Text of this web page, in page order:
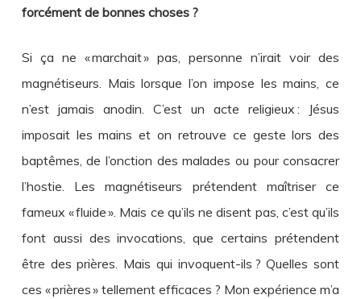
forcément de bonnes choses ?
Si ça ne « marchait » pas, personne n’irait voir des
magnétiseurs. Mais lorsque l’on impose les mains, ce
n’est jamais anodin. C’est un acte religieux : Jésus
imposait les mains et on retrouve ce geste lors des
baptêmes, de l’onction des malades ou pour consacrer
l’hostie. Les magnétiseurs prétendent maîtriser ce
fameux « fluide ». Mais ce qu’ils ne disent pas, c’est qu’ils
font aussi des invocations, que certains prétendent
être des prières. Mais qui invoquent-ils ? Quelles sont
ces « prières » tellement efficaces ? Mon expérience m’a